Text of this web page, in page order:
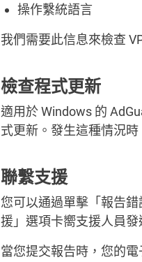
操作繫統語言
我們需要此信息來檢查
檢查程式更新
適用於 Windows 的
式更新。發生這種情況
聯繫支援
您可以通過單擊「報告
援」選項卡嚮支援人員發
當您提交報告時，您的